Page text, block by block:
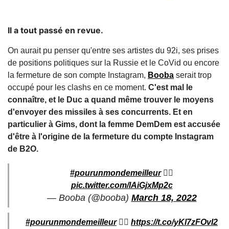
Il a tout passé en revue.
On aurait pu penser qu'entre ses artistes du 92i, ses prises
de positions politiques sur la Russie et le CoVid ou encore
la fermeture de son compte Instagram, Booba serait trop
occupé pour les clashs en ce moment. C'est mal le
connaître, et le Duc a quand même trouver le moyens
d'envoyer des missiles à ses concurrents. Et en
particulier à Gims, dont la femme DemDem est accusée
d'être à l'origine de la fermeture du compte Instagram
de B2O.
#pourunmondemeilleur🏴‍☠️
pic.twitter.com/lAiGjxMp2c
— Booba (@booba) March 18, 2022
#pourunmondemeilleur🏴‍☠️ https://t.co/yKl7zFOvI2